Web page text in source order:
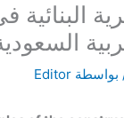
بواسطة Editor